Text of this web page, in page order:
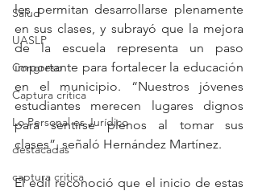
Salud
UASLP
Congreso
Captura critica
Lo Personal es Jurídico
destacadas
captura critica
les permitan desarrollarse plenamente
en sus clases, y subrayó que la mejora
de la escuela representa un paso
importante para fortalecer la educación
en el municipio. “Nuestros jóvenes
estudiantes merecen lugares dignos
para sentirse plenos al tomar sus
clases”, señaló Hernández Martínez.
El edil reconoció que el inicio de estas